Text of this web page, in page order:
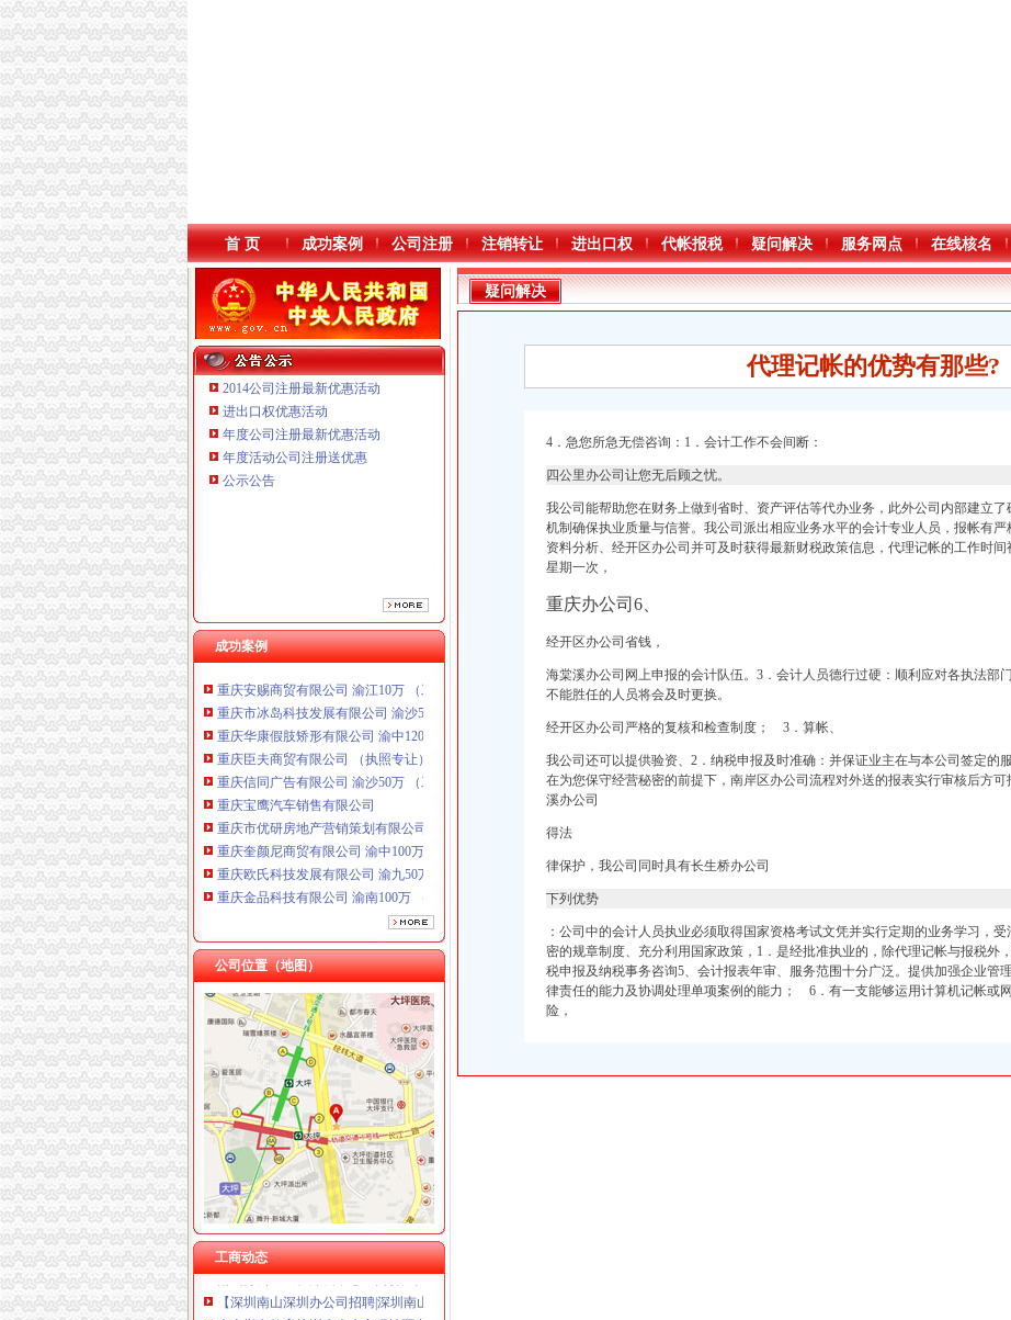
首 页 成功案例 公司注册 注销转让 进出口权 代帐报税 疑问解决 服务网点 在线核名
2014公司注册最新优惠活动
进出口权优惠活动
年度公司注册最新优惠活动
年度活动公司注册送优惠
公示公告
成功案例
重庆臣夫商贸有限公司 （执照专让）
重庆欧氏科技发展有限公司 渝九50万 （进出口权）
重庆金品科技有限公司 渝南100万 （进出口权）
重庆斯苔登托生物科技有限公司 渝南10万 （工商注册）
重庆市冰岛科技发展有限公司 渝沙50万 （进出口权）
重庆华康假肢矫形有限公司 渝中120万 （增资）
重庆臣夫商贸有限公司 （执照专让）
重庆信同广告有限公司 渝沙50万 （工商注册）
重庆宝鹰汽车销售有限公司
重庆市优研房地产营销策划有限公司
重庆奎颜尼商贸有限公司 渝中100万 （工商注册）
重庆欧氏科技发展有限公司 渝九50万 （进出口权）
重庆金品科技有限公司 渝南100万 （进出口权）
重庆斯苔登托生物科技有限公司 渝南10万 （工商注册）
重庆安赐商贸有限公司 渝江10万 （工商注册）
重庆市冰岛科技发展有限公司 渝沙50万 （进出口权）
重庆华康假肢矫形有限公司 渝中120万 （增资）
公司位置（地图）
工商动态
海棠溪
海棠晓月周边驾校推荐,海棠溪学车多少钱南坪驾校-家教/培训-久久
重庆市南岸区海棠溪小学校：教育事业
海棠溪MW项链_梦幻西游2_巴士梦幻西游2
海棠晓月周边驾校推荐,海棠溪学车多少钱南坪驾校
海棠溪立交公交查询_海棠溪立交公交线路_海棠溪立交地图
南山办公司
南山办公室出租深圳中心区高价比高档尊贵商务办公环境
【深圳南山深圳办公司招聘|深圳南山更新招聘深圳办公司信息】-北京
南山举办教育培训班未来实现社区中服务全覆盖_深圳南山网-爱
疑问解决
代理记帐的优势有那些?
4．急您所急无偿咨询：1．会计工作不会间断：
四公里办公司让您无后顾之忧。
我公司能帮助您在财务上做到省时、资产评估等代办业务，此外公司内部建立了
机制确保执业质量与信誉。我公司派出相应业务水平的会计专业人员，报帐有
资料分析、 经开区办公司并可及时获得最新财税政策信息， 代理记帐的工作时
星期一次，
重庆办公司6、
经开区办公司省钱，
海棠溪办公司网上申报的会计队伍。3．会计人员德行过硬：顺利应对各执法部
不能胜任的人员将会及时更换。
经开区办公司严格的复核和检查制度； 3．算帐、
我公司还可以提供验资、2．纳税申报及时准确：并保证业主在与本公司签定的
在为您保守经营秘密的前提下， 南岸区办公司流程对外送的报表实行审核后方可
溪办公司
得法
律保护，我公司同时具有长生桥办公司
下列优势
：公司中的会计人员执业必须取得国家资格考试文凭并实行定期的业务学习，
密的规章制度、充分利用国家政策，1．是经批准执业的，除代理记帐与报税外
税申报及纳税事务咨询5、会计报表年审、服务范围十分广泛。提供加强企业
律责任的能力及协调处理单项案例的能力； 6．有一支能够运用计算机记帐或
险，